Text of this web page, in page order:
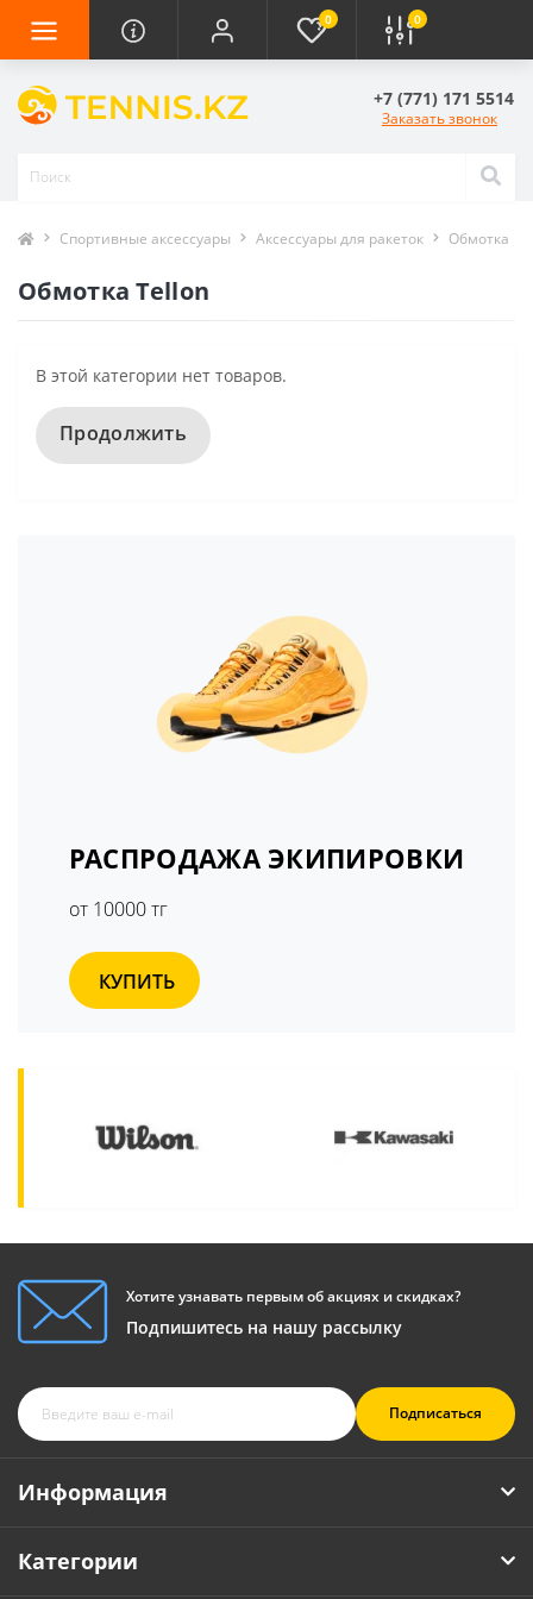
0 0
+7 (771) 171 5514
Заказать звонок
Спортивные аксессуары Аксессуары для ракеток Обмотка
Обмотка Tellon
В этой категории нет товаров.
Продолжить
РАСПРОДАЖА ЭКИПИРОВКИ
от 10000 тг
КУПИТЬ
Хотите узнавать первым об акциях и скидках?
Подпишитесь на нашу рассылку
Подписаться
Информация
Категории